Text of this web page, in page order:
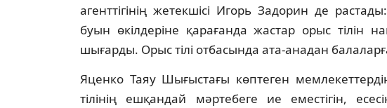
агенттiгiнiң жетекшiсi Игорь Задорин де
буын өкiлдерiне қарағанда жастар орыс тiлiн
шығарды. Орыс тiлi отбасында ата-анадан
Яценко Таяу Шығыстағы көптеген
тiлiнiң ешқандай мәртебеге ие еместiгiн,